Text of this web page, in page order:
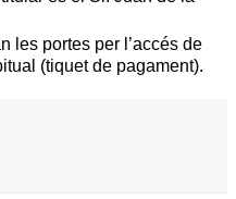
les portes per l’accés de
(tiquet de pagament).